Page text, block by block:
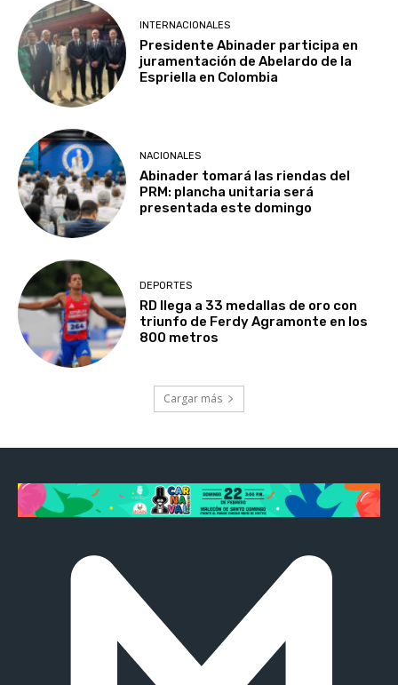
INTERNACIONALES
Presidente Abinader participa en
juramentación de Abelardo de la
Espriella en Colombia
NACIONALES
Abinader tomará las riendas del
PRM: plancha unitaria será
presentada este domingo
DEPORTES
RD llega a 33 medallas de oro con
triunfo de Ferdy Agramonte en los
800 metros
Cargar más